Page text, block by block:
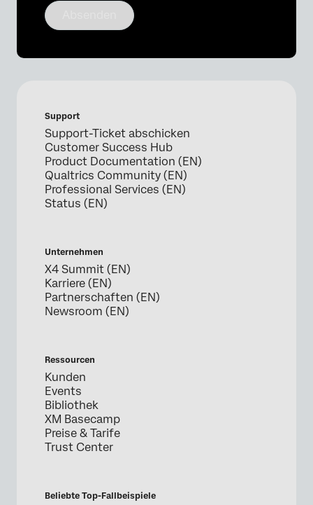
Support
Support-Ticket abschicken
Customer Success Hub
Product Documentation (EN)
Qualtrics Community (EN)
Professional Services (EN)
Status (EN)
Unternehmen
X4 Summit (EN)
Karriere (EN)
Partnerschaften (EN)
Newsroom (EN)
Ressourcen
Kunden
Events
Bibliothek
XM Basecamp
Preise & Tarife
Trust Center
Beliebte Top-Fallbeispiele